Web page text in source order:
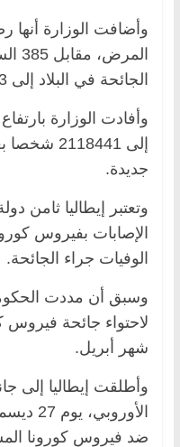
الجائحة في البلاد إلى 91273 حالة.
وأفادت الوزارة
جديدة.
وتعتبر إيطاليا ثامن
الإصابات بفيروس
الوفيات جراء الجائحة.
وسبق أن مددت
لاحتواء جائحة فيروس
شهر أبريل.
وأطلقت إيطاليا إلى
ضد فيروس كورونا